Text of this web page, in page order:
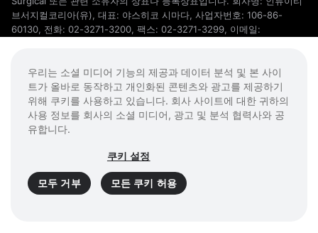
브서지컬코리아(유), 대표: 야스히코 시마다, 사업자번호: 106-86-
60130, 전화: 02-3271-3200, 팩스: 02-3271-3299, 이메일:
intuitive.com/trademarks 참고하시기 바랍니다.
우리는 소셜 미디어 기능의 제공과 데이터 분석 및 본 사이
트가 올바로 동작하고 개인화된 콘텐츠와 광고를 제공하기
위해 쿠키를 사용하고 있습니다. 회사 사이트에 대한 귀하의
사용 정보를 회사의 소셜 미디어, 광고 및 분석 협력사와 공
유합니다.
쿠키 설정
모두 거부 모든 쿠키 허용